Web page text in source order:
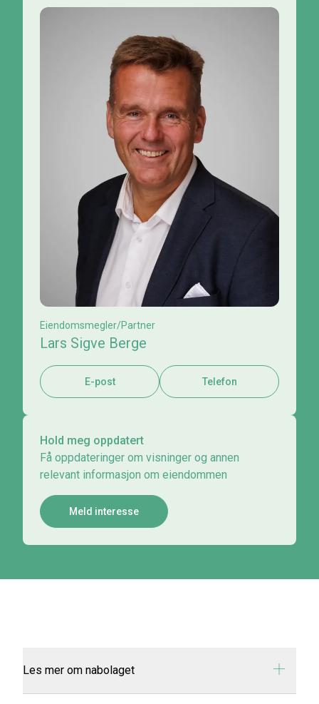
Eiendomsmegler/Partner
Lars Sigve Berge
E-post Telefon
Hold meg oppdatert
Få oppdateringer om visninger og annen
relevant informasjon om eiendommen
Meld interesse
Les mer om nabolaget